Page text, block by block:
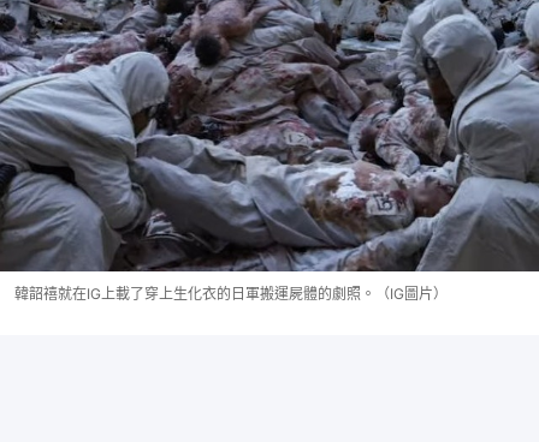
韓韶禧就在IG上載了穿上生化衣的日軍搬運屍體的劇照。（IG圖片）